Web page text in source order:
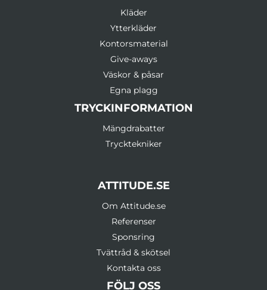
Kläder
Ytterkläder
Kontorsmaterial
Give-aways
Väskor & påsar
Egna plagg
TRYCKINFORMATION
Mängdrabatter
Trycktekniker
ATTITUDE.SE
Om Attitude.se
Referenser
Sponsring
Tvättråd & skötsel
Kontakta oss
FÖLJ OSS